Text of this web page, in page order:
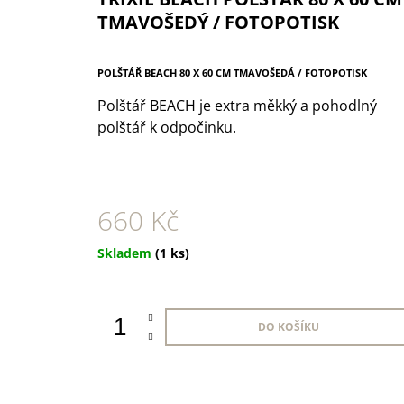
TMAVOŠEDÝ / FOTOPOTISK
POLŠTÁŘ BEACH 80 X 60 CM TMAVOŠEDÁ / FOTOPOTISK
Polštář BEACH je extra měkký a pohodlný
polštář k odpočinku.
660 Kč
Měrná
Skladem (1 ks)
DO KOŠÍKU
1 KS
35 Kč